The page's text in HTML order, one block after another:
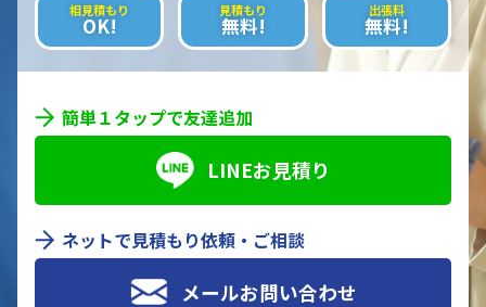
相見積もり
OK!
見積もり
無料!
出張料
無料!
簡単１タップで友達追加
LINEお見積り
ネットで見積もり依頼・ご相談
メールお問い合わせ